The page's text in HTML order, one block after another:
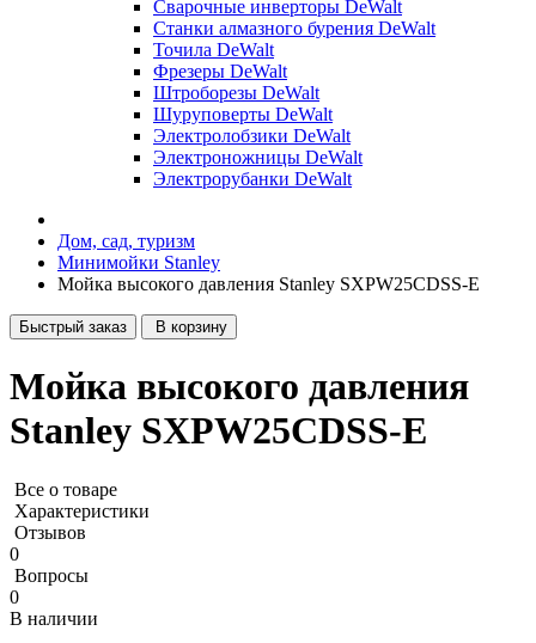
Сварочные инверторы DeWalt
Станки алмазного бурения DeWalt
Точила DeWalt
Фрезеры DeWalt
Штроборезы DeWalt
Шуруповерты DeWalt
Электролобзики DeWalt
Электроножницы DeWalt
Электрорубанки DeWalt
Дом, сад, туризм
Минимойки Stanley
Мойка высокого давления Stanley SXPW25CDSS-E
Быстрый заказ В корзину
Мойка высокого давления
Stanley SXPW25CDSS-E
Все о товаре
Характеристики
Отзывов
0
Вопросы
0
В наличии